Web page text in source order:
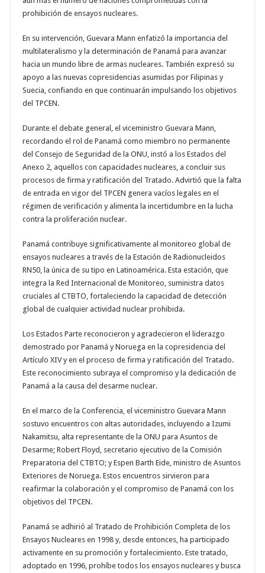
prohibición de ensayos nucleares.
En su intervención, Guevara Mann enfatizó la importancia del
multilateralismo y la determinación de Panamá para avanzar
hacia un mundo libre de armas nucleares. También expresó su
apoyo a las nuevas copresidencias asumidas por Filipinas y
Suecia, confiando en que continuarán impulsando los objetivos
del TPCEN.
Durante el debate general, el viceministro Guevara Mann,
recordando el rol de Panamá como miembro no permanente
del Consejo de Seguridad de la ONU, instó a los Estados del
Anexo 2, aquellos con capacidades nucleares, a concluir sus
procesos de firma y ratificación del Tratado. Advirtió que la falta
de entrada en vigor del TPCEN genera vacíos legales en el
régimen de verificación y alimenta la incertidumbre en la lucha
contra la proliferación nuclear.
Panamá contribuye significativamente al monitoreo global de
ensayos nucleares a través de la Estación de Radionucleidos
RN50, la única de su tipo en Latinoamérica. Esta estación, que
integra la Red Internacional de Monitoreo, suministra datos
cruciales al CTBTO, fortaleciendo la capacidad de detección
global de cualquier actividad nuclear prohibida.
Los Estados Parte reconocieron y agradecieron el liderazgo
demostrado por Panamá y Noruega en la copresidencia del
Artículo XIV y en el proceso de firma y ratificación del Tratado.
Este reconocimiento subraya el compromiso y la dedicación de
Panamá a la causa del desarme nuclear.
En el marco de la Conferencia, el viceministro Guevara Mann
sostuvo encuentros con altas autoridades, incluyendo a Izumi
Nakamitsu, alta representante de la ONU para Asuntos de
Desarme; Robert Floyd, secretario ejecutivo de la Comisión
Preparatoria del CTBTO; y Espen Barth Eide, ministro de Asuntos
Exteriores de Noruega. Estos encuentros sirvieron para
reafirmar la colaboración y el compromiso de Panamá con los
objetivos del TPCEN.
Panamá se adhirió al Tratado de Prohibición Completa de los
Ensayos Nucleares en 1998 y, desde entonces, ha participado
activamente en su promoción y fortalecimiento. Este tratado,
adoptado en 1996, prohíbe todos los ensayos nucleares y busca